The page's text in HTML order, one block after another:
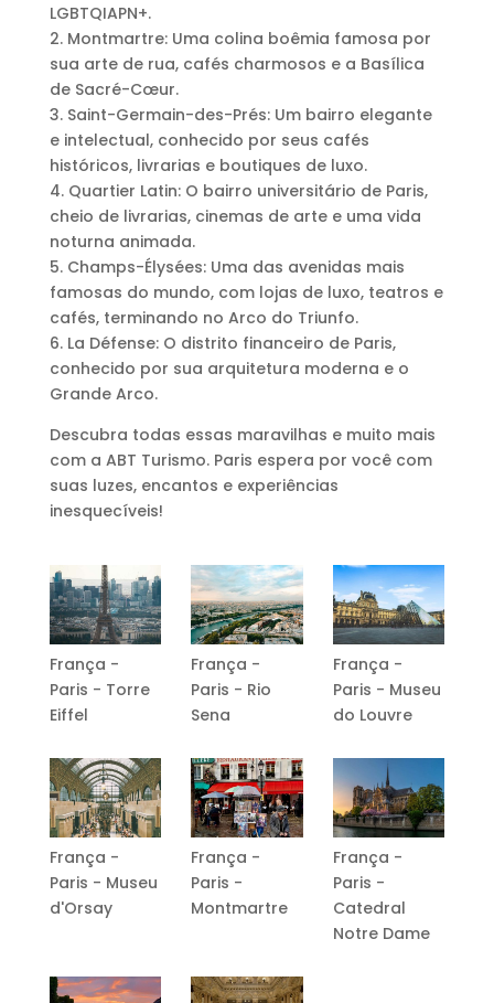
LGBTQIAPN+.
2. Montmartre: Uma colina boêmia famosa por
sua arte de rua, cafés charmosos e a Basílica
de Sacré-Cœur.
3. Saint-Germain-des-Prés: Um bairro elegante
e intelectual, conhecido por seus cafés
históricos, livrarias e boutiques de luxo.
4. Quartier Latin: O bairro universitário de Paris,
cheio de livrarias, cinemas de arte e uma vida
noturna animada.
5. Champs-Élysées: Uma das avenidas mais
famosas do mundo, com lojas de luxo, teatros e
cafés, terminando no Arco do Triunfo.
6. La Défense: O distrito financeiro de Paris,
conhecido por sua arquitetura moderna e o
Grande Arco.
Descubra todas essas maravilhas e muito mais
com a ABT Turismo. Paris espera por você com
suas luzes, encantos e experiências
inesquecíveis!
França -
Paris - Torre
Eiffel
França -
Paris - Rio
Sena
França -
Paris - Museu
do Louvre
França -
Paris - Museu
d'Orsay
França -
Paris -
Montmartre
França -
Paris -
Catedral
Notre Dame